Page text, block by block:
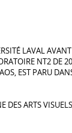
LAVAL
NT2 DE
EST PARU
ARTS